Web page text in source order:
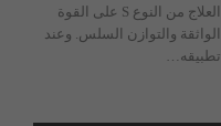
العلاج من النوع S على القوة
الواثقة والتوازن السلس. وعند
تطبيقه …